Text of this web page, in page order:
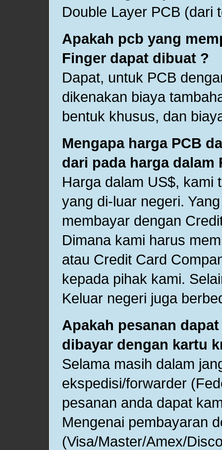
Double Layer PCB (dari
Apakah pcb yang
Finger dapat dibuat ?
Dapat, untuk PCB
dikenakan biaya
bentuk khusus, dan
Mengapa harga PCB
dari pada harga
Harga dalam US$, kami
yang di-luar negeri.
membayar dengan
Dimana kami harus
atau Credit Card
kepada pihak kami.
Keluar negeri juga
Apakah pesanan
dibayar dengan kartu
Selama masih dalam
ekspedisi/forwarder
pesanan anda dapat
Mengenai pembayaran
(Visa/Master/Amex/